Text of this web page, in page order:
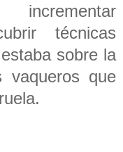
técnicas
sobre la
vaqueros que